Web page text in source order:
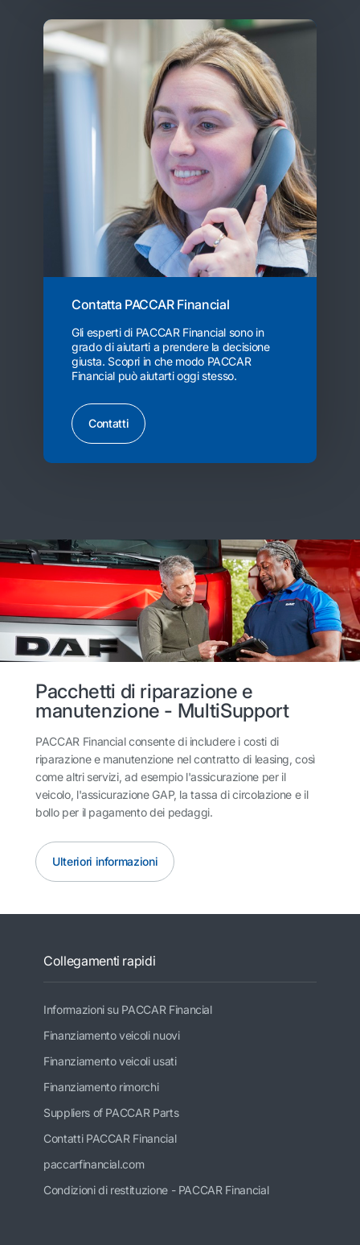
Contatta PACCAR Financial
Gli esperti di PACCAR Financial sono in
grado di aiutarti a prendere la decisione
giusta. Scopri in che modo PACCAR
Financial può aiutarti oggi stesso.
Contatti
Pacchetti di riparazione e
manutenzione - MultiSupport
PACCAR Financial consente di includere i costi di
riparazione e manutenzione nel contratto di leasing, così
come altri servizi, ad esempio l'assicurazione per il
veicolo, l'assicurazione GAP, la tassa di circolazione e il
bollo per il pagamento dei pedaggi.
Ulteriori informazioni
Collegamenti rapidi
Informazioni su PACCAR Financial
Finanziamento veicoli nuovi
Finanziamento veicoli usati
Finanziamento rimorchi
Suppliers of PACCAR Parts
Contatti PACCAR Financial
paccarfinancial.com
Condizioni di restituzione - PACCAR Financial